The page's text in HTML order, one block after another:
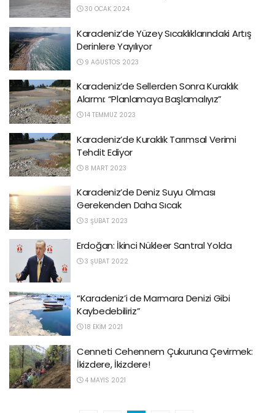
30 OCAK 2024
Karadeniz’de Yüzey Sıcaklıklarındaki Artış
Derinlere Yayılıyor
9 AĞUSTOS 2023
Karadeniz’de Sellerden Sonra Kuraklık
Alarmı: “Planlamaya Başlamalıyız”
14 TEMMUZ 2023
Karadeniz’de Kuraklık Tarımsal Verimi
Tehdit Ediyor
8 MART 2023
Karadeniz’de Deniz Suyu Olması
Gerekenden Daha Sıcak
3 ŞUBAT 2023
Erdoğan: İkinci Nükleer Santral Yolda
3 ŞUBAT 2022
“Karadeniz’i de Marmara Denizi Gibi
Kaybedebiliriz”
18 EKIM 2021
Cenneti Cehennem Çukuruna Çevirmek:
İkizdere, İkizdere!
4 MAYIS 2021